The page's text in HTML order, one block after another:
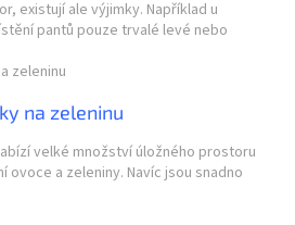
existují ale výjimky. Například u
pantů pouze trvalé levé nebo
na zeleninu
velké množství úložného prostoru
ovoce a zeleniny. Navíc jsou snadno